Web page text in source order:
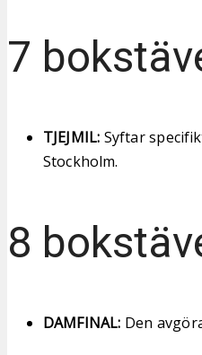
7
TJEJMIL: Syftar
Stockholm.
8
DAMFINAL: Den